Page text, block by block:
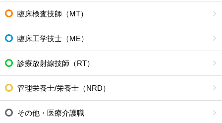
臨床検査技師（MT）
臨床工学技士（ME）
診療放射線技師（RT）
管理栄養士/栄養士（NRD）
その他・医療介護職